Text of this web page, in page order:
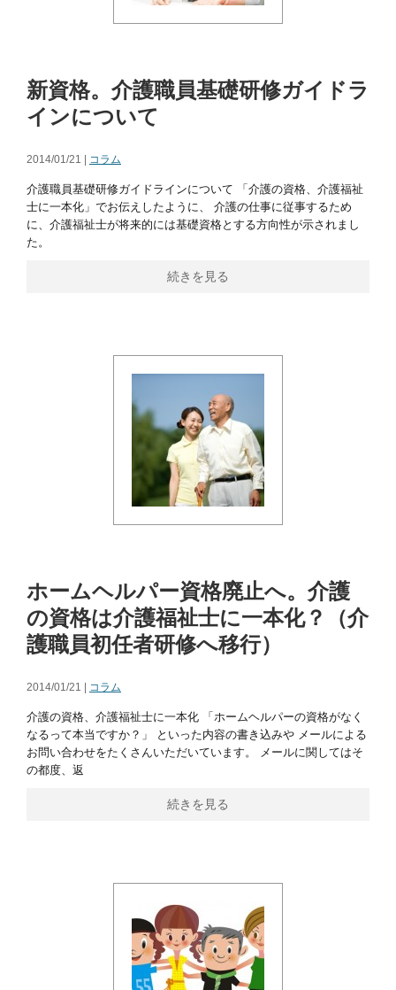
新資格。介護職員基礎研修ガイドラ
インについて
2014/01/21 | コラム
介護職員基礎研修ガイドラインについて 「介護の資格、介護福祉
士に一本化」でお伝えしたように、 介護の仕事に従事するため
に、介護福祉士が将来的には基礎資格とする方向性が示されまし
た。
続きを見る
ホームヘルパー資格廃止へ。介護
の資格は介護福祉士に一本化？（介
護職員初任者研修へ移行）
2014/01/21 | コラム
介護の資格、介護福祉士に一本化 「ホームヘルパーの資格がなく
なるって本当ですか？」 といった内容の書き込みや メールによる
お問い合わせをたくさんいただいています。 メールに関してはそ
の都度、返
続きを見る